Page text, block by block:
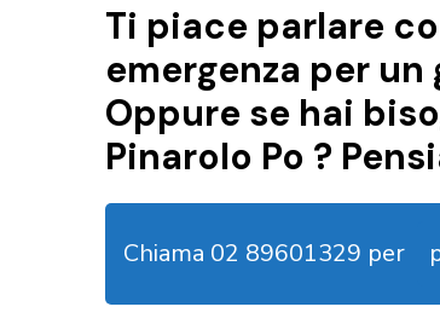
Ti piace parlare
emergenza per
Oppure se hai
Pinarolo Po ?
Chiama 02 89601329 per